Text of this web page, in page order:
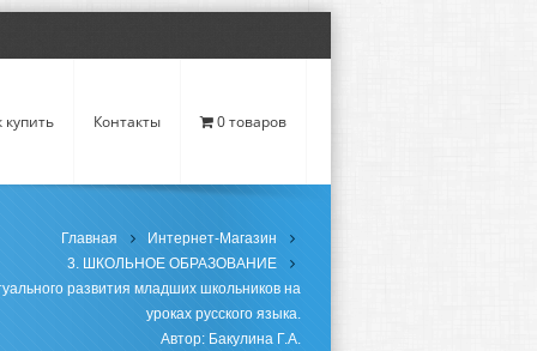
купить Контакты 0 товаров
Главная
Интернет-Магазин
3. ШКОЛЬНОЕ ОБРАЗОВАНИЕ
развития младших школьников на
уроках русского языка.
Автор: Бакулина Г.А.